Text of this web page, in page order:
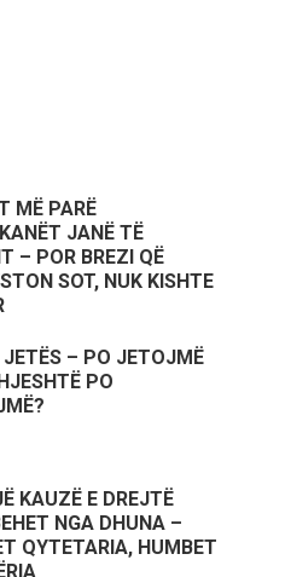
MË PARË
JANË TË
– POR BREZI QË
SOT, NUK KISHTE
JETËS – PO JETOJMË
PO
KAUZË E DREJTË
NGA DHUNA –
QYTETARIA, HUMBET